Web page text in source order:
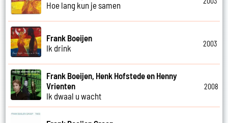
Hoe lang kun je samen
Frank Boeijen
Ik drink
2003
Frank Boeijen, Henk Hofstede en Henny
Vrienten
Ik dwaal u wacht
2008